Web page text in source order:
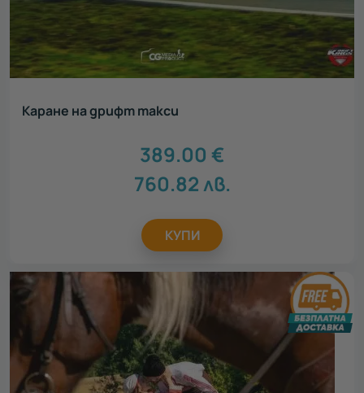
Каране на дрифт такси
389.00 €
760.82лв.
КУПИ